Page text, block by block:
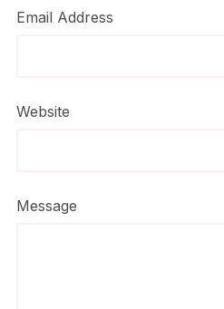
Email Address
Website
Message